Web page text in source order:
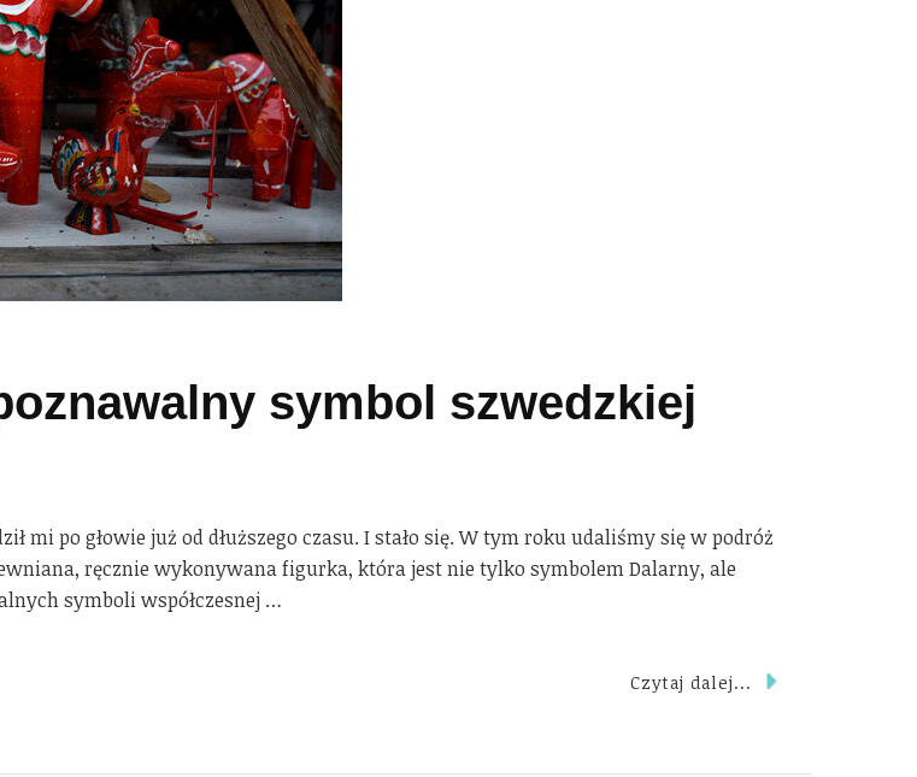
symbol szwedzkiej
mi po głowie już od dłuższego czasu. I stało się. W tym roku udaliśmy się w podróż
ręcznie wykonywana figurka, która jest nie tylko symbolem Dalarny, ale
symboli współczesnej …
Czytaj dalej...